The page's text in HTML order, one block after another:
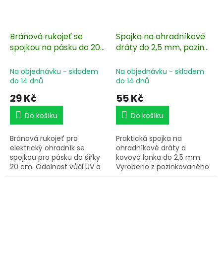
Bránová rukojeť se
spojkou na pásku do 20
ohradník
Na objednávku - skladem
do 14 dnů
29 Kč
Do košíku
Bránová rukojeť pro
elektrický ohradník se
spojkou pro pásku do šířky
20 cm. Odolnost vůči UV a
povětrnostním vlivům. Pro
Spojka na ohradníkové
dráty do 2,5 mm, pozink
ks
Na objednávku - skladem
do 14 dnů
55 Kč
Do košíku
Praktická spojka na
ohradníkové dráty a
kovová lanka do 2,5 mm.
Vyrobeno z pozinkovaného
železa. Bezpečné a kvalitní